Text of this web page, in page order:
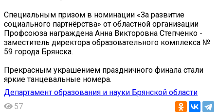
Специальным призом в номинации «За развитие
социального партнёрства» от областной организации
Профсоюза награждена Анна Викторовна Степченко -
заместитель директора образовательного комплекса №
59 города Брянска.
Прекрасным украшением праздничного финала стали
яркие танцевальные номера.
Департамент образования и науки Брянской области
57